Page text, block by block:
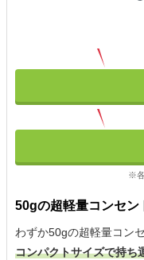
※
50gの超軽量コンセン
わずか50gの超軽量コン
コンパクトサイズで持ち